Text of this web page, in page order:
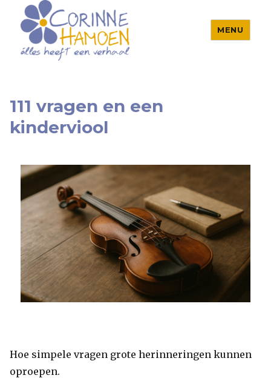
MENU
111 vragen en een
kinderviool
Hoe simpele vragen grote herinneringen kunnen
oproepen.